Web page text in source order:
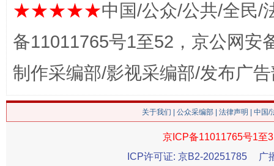
这是一记警钟！ 谢
★★★★★中国/公众/公共/全民/
备11011765号1至52，京公网安
制作采编部/影视采编部/发布广
关于我们 公众采编部 法律声明 | 中国
京ICP备11011765号1至
ICP许可证: 京B2-20251785
广